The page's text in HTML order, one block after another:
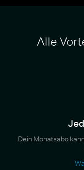
Alle
Dein Monatsabo